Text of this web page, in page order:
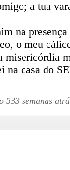
a tua
na
o meu
misericórdia
na casa do
533 semanas